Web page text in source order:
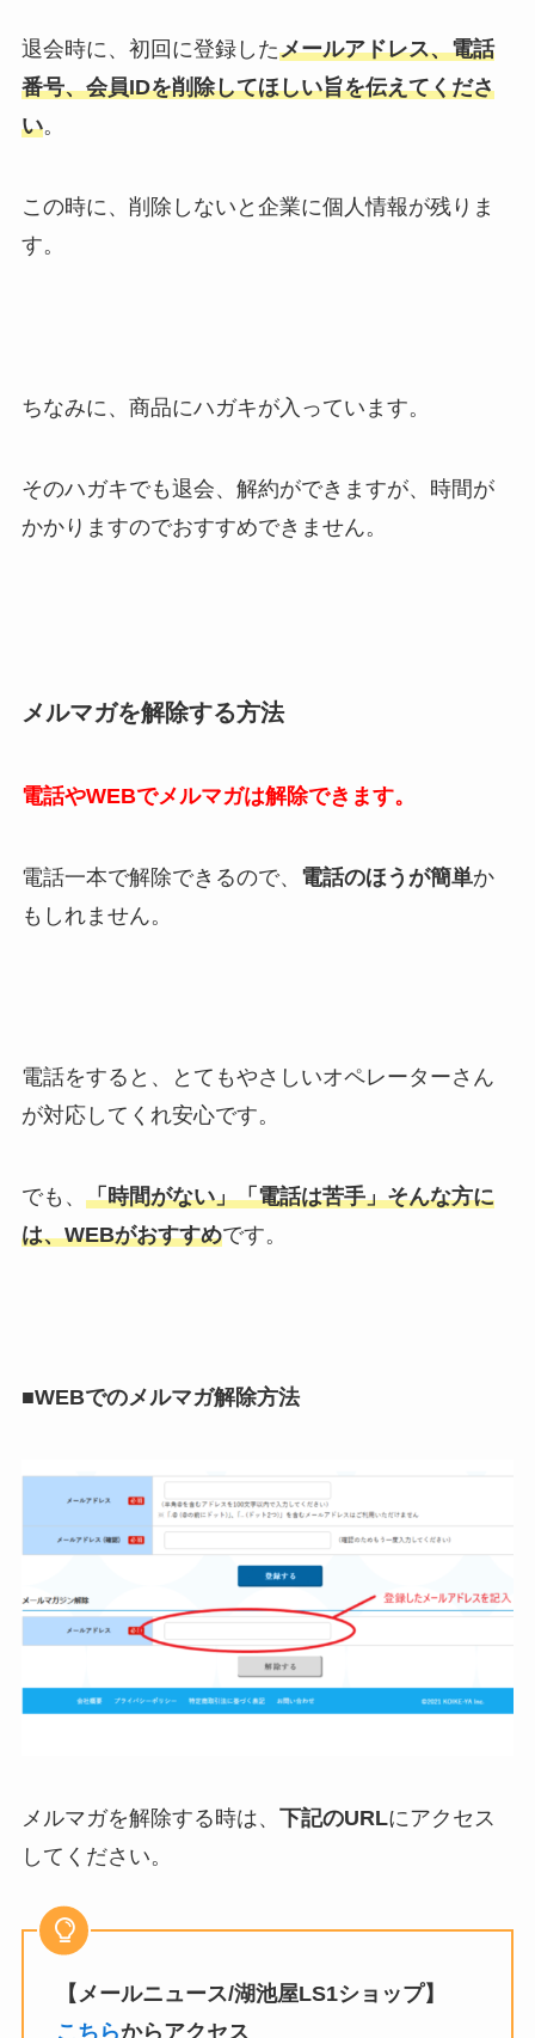
退会時に、初回に登録したメールアドレス、電話
番号、会員IDを削除してほしい旨を伝えてくださ
い。
この時に、削除しないと企業に個人情報が残りま
す。
ちなみに、商品にハガキが入っています。
そのハガキでも退会、解約ができますが、時間が
かかりますのでおすすめできません。
メルマガを解除する方法
電話やWEBでメルマガは解除できます。
電話一本で解除できるので、 電話のほうが簡単か
もしれません。
電話をすると、とてもやさしいオペレーターさん
が対応してくれ安心です。
でも、 「時間がない」「電話は苦手」そんな方に
は、WEBがおすすめです。
■WEBでのメルマガ解除方法
メルマガを解除する時は、 下記のURLにアクセス
してください。
【メールニュース/湖池屋LS1ショップ】
こちらからアクセス